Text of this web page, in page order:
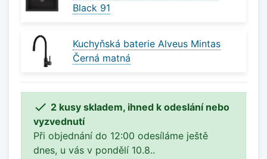
Black 91
Kuchyňská baterie Alveus Mintas
Černá matná
 2 kusy skladem, ihned k odeslání nebo
vyzvednutí
Při objednání do 12:00 odesíláme ještě
dnes, u vás v pondělí 10.8..